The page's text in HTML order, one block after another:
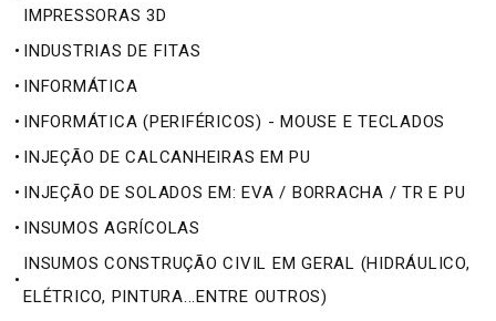
IMPRESSORAS 3D
• INDUSTRIAS DE FITAS
• INFORMÁTICA
• INFORMÁTICA (PERIFÉRICOS) - MOUSE E TECLADOS
• INJEÇÃO DE CALCANHEIRAS EM PU
• INJEÇÃO DE SOLADOS EM: EVA / BORRACHA / TR E PU
• INSUMOS AGRÍCOLAS
•
INSUMOS CONSTRUÇÃO CIVIL EM GERAL (HIDRÁULICO,
ELÉTRICO, PINTURA...ENTRE OUTROS)